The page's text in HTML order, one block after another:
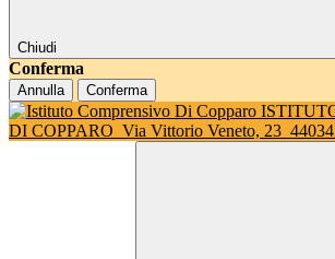
Chiudi
Conferma
Annulla Conferma
DI COPPARO Via Vittorio Veneto, 23